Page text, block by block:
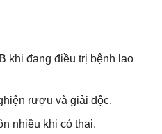
khi đang điều trị bệnh lao
rượu và giải độc.
nhiều khi có thai.